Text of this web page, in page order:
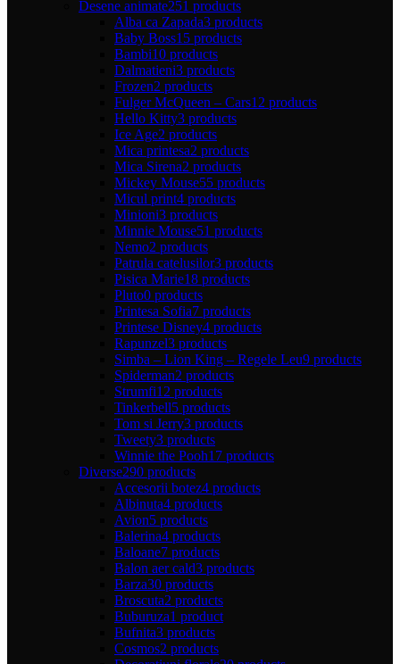
Desene animate251 products
Alba ca Zapada3 products
Baby Boss15 products
Bambi10 products
Dalmatieni3 products
Frozen2 products
Fulger McQueen – Cars12 products
Hello Kitty3 products
Ice Age2 products
Mica printesa2 products
Mica Sirena2 products
Mickey Mouse55 products
Micul print4 products
Minioni3 products
Minnie Mouse51 products
Nemo2 products
Patrula catelusilor3 products
Pisica Marie18 products
Pluto0 products
Printesa Sofia7 products
Printese Disney4 products
Rapunzel3 products
Simba – Lion King – Regele Leu9 products
Spiderman2 products
Strumfi12 products
Tinkerbell5 products
Tom si Jerry3 products
Tweety3 products
Winnie the Pooh17 products
Diverse290 products
Accesorii botez4 products
Albinuta4 products
Avion5 products
Balerina4 products
Baloane7 products
Balon aer cald3 products
Barza30 products
Broscuta2 products
Buburuza1 product
Bufnita3 products
Cosmos2 products